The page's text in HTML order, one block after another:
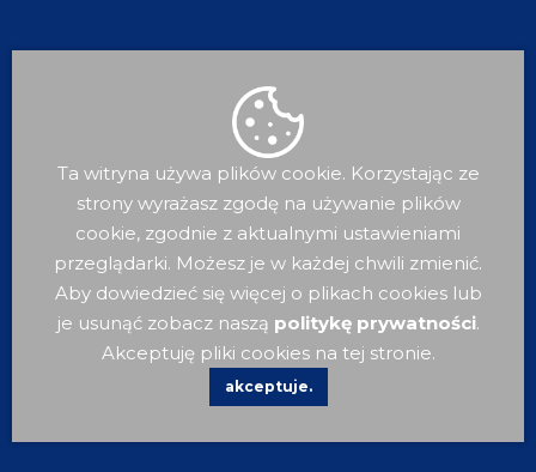
DlaMieszkańca
Ta witryna używa plików cookie. Korzystając ze
strony wyrażasz zgodę na używanie plików
cookie, zgodnie z aktualnymi ustawieniami
przeglądarki. Możesz je w każdej chwili zmienić.
Aby dowiedzieć się więcej o plikach cookies lub
je usunąć zobacz naszą politykę prywatności.
Akceptuję pliki cookies na tej stronie.
akceptuje.